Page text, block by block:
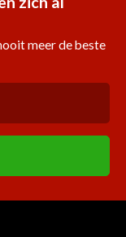
meer de beste